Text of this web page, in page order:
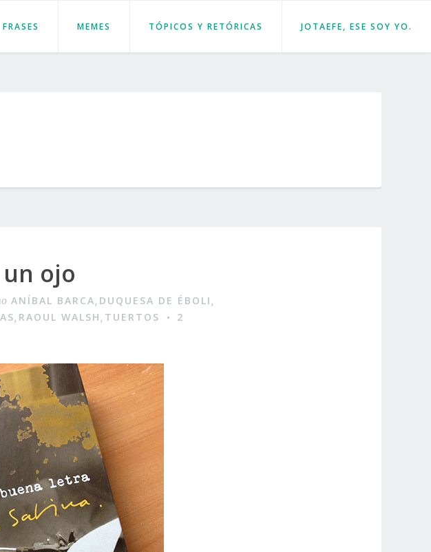
FRASES MEMES TÓPICOS Y RETÓRICAS JOTAEFE, ESE SOY YO.
ojo
ANÍBAL BARCA, DUQUESA DE ÉBOLI,
, RAOUL WALSH, TUERTOS
2